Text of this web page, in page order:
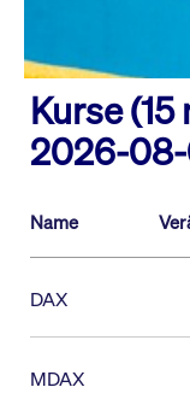
Kurse
2026-
Name
DAX
MDAX